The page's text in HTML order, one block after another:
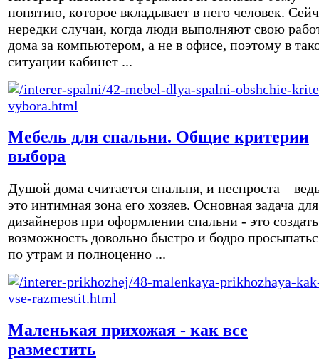
понятию, которое вкладывает в него человек.
нередки случаи, когда люди выполняют свою
дома за компьютером, а не в офисе, поэтому в
ситуации кабинет ...
Мебель для спальни. Общие критерии
выбора
Душой дома считается спальня, и неспроста –
это интимная зона его хозяев. Основная задача для
дизайнеров при оформлении спальни - это создать
возможность довольно быстро и бодро
по утрам и полноценно ...
Маленькая прихожая - как все
разместить